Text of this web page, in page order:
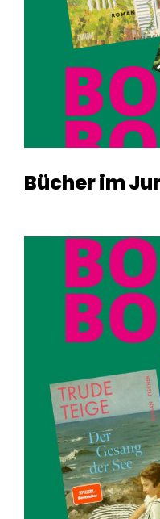
Bücher im